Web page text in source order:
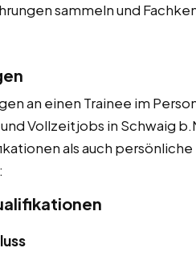
sammeln und
an einen Trainee im
Vollzeitjobs in Schwaig
als auch